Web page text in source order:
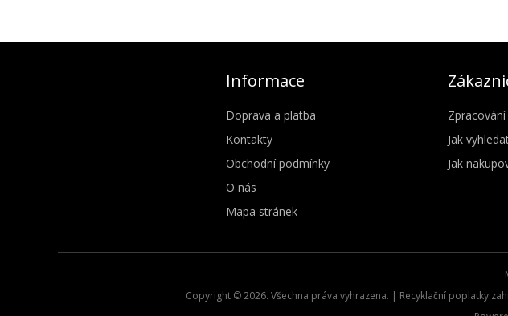
Informace
Doprava a platba
Kontakty
Obchodní podmínky
O nás
Mapa stránek
Jak
Jak
Copyright © 2026. Všechna práva vyhrazena. | Recyklační poplatky